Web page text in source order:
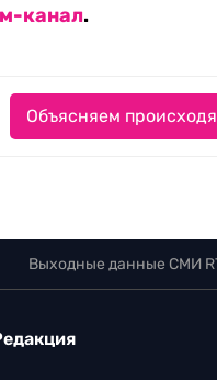
канал.
Объясняем
Выходные данные СМИ